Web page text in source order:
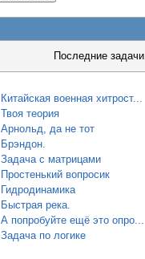
Последние задачи
Китайская военная хитрост...
Твоя теория
Арнольд, да не тот
Брэндон.
Задача с матрицами
Простенький вопросик
Гидродинамика
Быстрая река.
А попробуйте ещё это опро...
Задача по логике